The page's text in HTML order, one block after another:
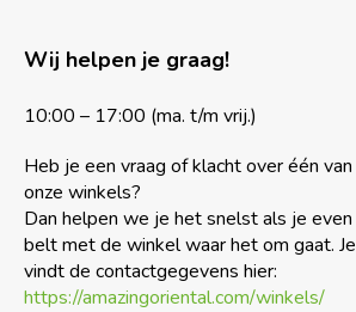
Wij helpen je graag!
10:00 – 17:00 (ma. t/m vrij.)
Heb je een vraag of klacht over één van
onze winkels?
Dan helpen we je het snelst als je even
belt met de winkel waar het om gaat. Je
vindt de contactgegevens hier:
https://amazingoriental.com/winkels/